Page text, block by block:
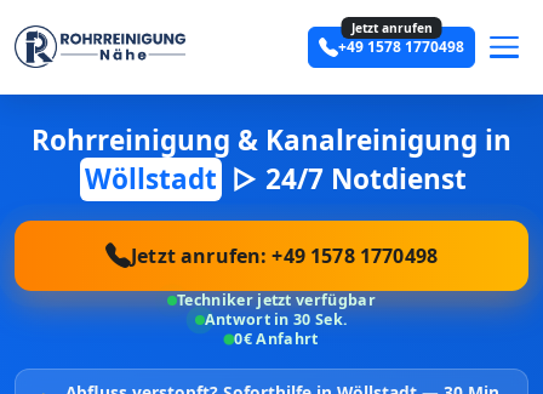
Jetzt anrufen
+49 1578 1770498
Rohrreinigung & Kanalreinigung in
Wöllstadt ▷ 24/7 Notdienst
Jetzt anrufen: +49 1578 1770498
Techniker jetzt verfügbar
Antwort in 30 Sek.
0€ Anfahrt